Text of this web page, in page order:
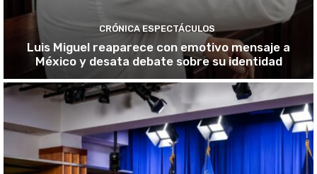
CRÓNICA ESPECTÁCULOS
Luis Miguel reaparece con emotivo mensaje a
México y desata debate sobre su identidad